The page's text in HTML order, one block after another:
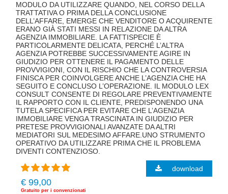
MODULO DA UTILIZZARE QUANDO, NEL CORSO DELLA
TRATTATIVA O PRIMA DELLA CONCLUSIONE
DELL’AFFARE, EMERGE CHE VENDITORE O ACQUIRENTE
ERANO GIÀ STATI MESSI IN RELAZIONE DA ALTRA
AGENZIA IMMOBILIARE. LA FATTISPECIE È
PARTICOLARMENTE DELICATA, PERCHÉ L’ALTRA
AGENZIA POTREBBE SUCCESSIVAMENTE AGIRE IN
GIUDIZIO PER OTTENERE IL PAGAMENTO DELLE
PROVVIGIONI, CON IL RISCHIO CHE LA CONTROVERSIA
FINISCA PER COINVOLGERE ANCHE L’AGENZIA CHE HA
SEGUITO E CONCLUSO L’OPERAZIONE. IL MODULO LEX
CONSULT CONSENTE DI REGOLARE PREVENTIVAMENTE
IL RAPPORTO CON IL CLIENTE, PREDISPONENDO UNA
TUTELA SPECIFICA PER EVITARE CHE L’AGENZIA
IMMOBILIARE VENGA TRASCINATA IN GIUDIZIO PER
PRETESE PROVVIGIONALI AVANZATE DA ALTRI
MEDIATORI SUL MEDESIMO AFFARE.UNO STRUMENTO
OPERATIVO DA UTILIZZARE PRIMA CHE IL PROBLEMA
DIVENTI CONTENZIOSO.
€ 99,00
Gratuito per i convenzionati
download